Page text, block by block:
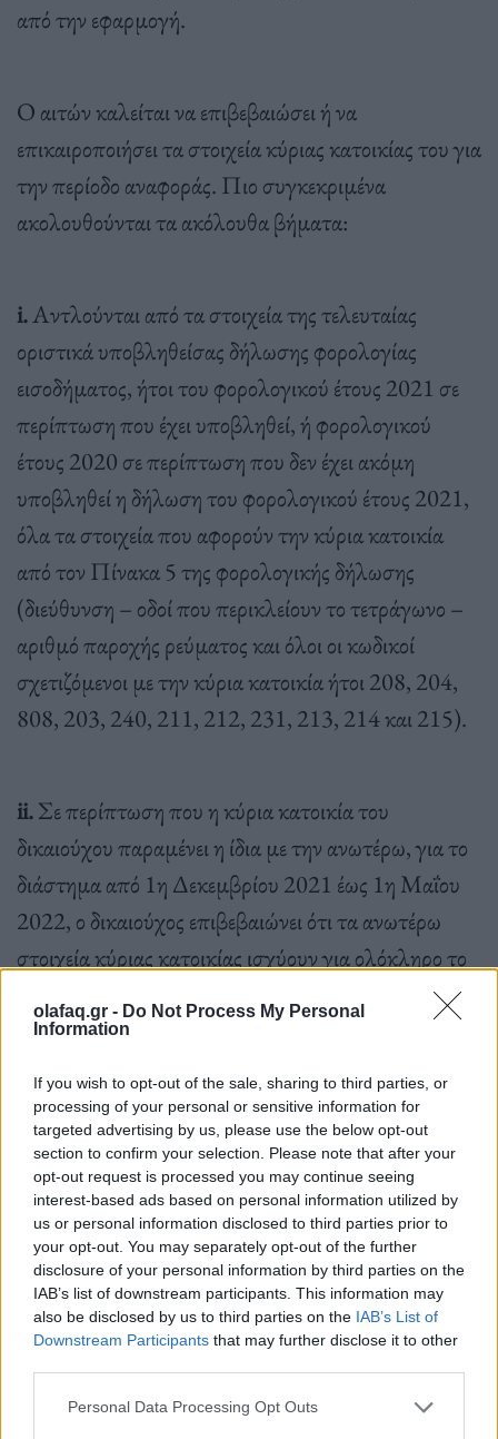
olafaq.gr - Do Not Process My Personal
Information
If you wish to opt-out of the sale, sharing to third parties, or
processing of your personal or sensitive information for
targeted advertising by us, please use the below opt-out
section to confirm your selection. Please note that after your
opt-out request is processed you may continue seeing
interest-based ads based on personal information utilized by
us or personal information disclosed to third parties prior to
your opt-out. You may separately opt-out of the further
disclosure of your personal information by third parties on the
IAB’s list of downstream participants. This information may
also be disclosed by us to third parties on the IAB’s List of
Downstream Participants that may further disclose it to other
Personal Data Processing Opt Outs
από την εφαρμογή.
Ο αιτών καλείται να επιβεβαιώσει ή να
επικαιροποιήσει τα στοιχεία κύριας κατοικίας του για
την περίοδο αναφοράς. Πιο συγκεκριμένα
ακολουθούνται τα ακόλουθα βήματα:
i.Αντλούνται από τα στοιχεία της τελευταίας
οριστικά υποβληθείσας δήλωσης φορολογίας
εισοδήματος, ήτοι του φορολογικού έτους 2021 σε
περίπτωση που έχει υποβληθεί, ή φορολογικού
έτους 2020 σε περίπτωση που δεν έχει ακόμη
υποβληθεί η δήλωση του φορολογικού έτους 2021,
όλα τα στοιχεία που αφορούν την κύρια κατοικία
από τον Πίνακα 5 της φορολογικής δήλωσης
(διεύθυνση – οδοί που περικλείουν το τετράγωνο –
αριθμό παροχής ρεύματος και όλοι οι κωδικοί
σχετιζόμενοι με την κύρια κατοικία ήτοι 208, 204,
808, 203, 240, 211, 212, 231, 213, 214 και 215).
ii.Σε περίπτωση που η κύρια κατοικία του
δικαιούχου παραμένει η ίδια με την ανωτέρω, για το
διάστημα από 1η Δεκεμβρίου 2021 έως 1η Μαΐου
2022, ο δικαιούχος επιβεβαιώνει ότι τα ανωτέρω
στοιχεία κύριας κατοικίας ισχύουν για ολόκληρο το
iii.Σε περίπτωση που ο δικαιούχος έχει αλλάξει
κύρια κατοικία σε σχέση με την ανωτέρω, κατά το
διάστημα 1η Δεκεμβρίου 2021 έως 1η Μαΐου 2022,
συμπληρώνει τα αντίστοιχα πλήρη στοιχεία για την
κύρια κατοικία που διέμενε την 1η Δεκεμβρίου
2021, την 1η Ιανουαρίου 2022, την 1η
Φεβρουαρίου 2022, την 1η Μαρτίου 2022, την 1η
Απριλίου 2022 και την 1η Μαΐου 2022.